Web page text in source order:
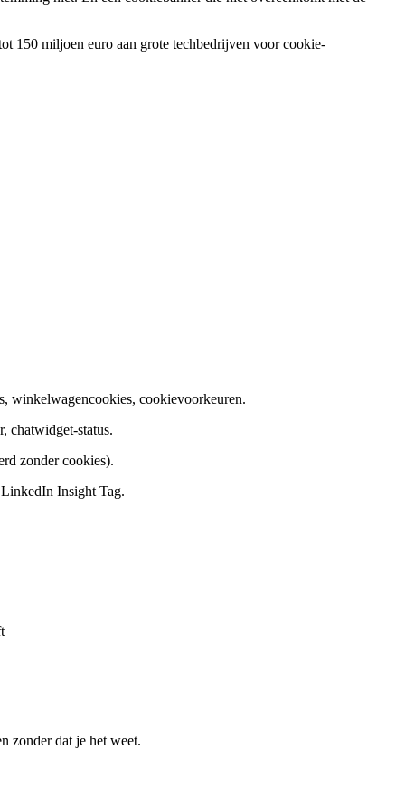
150 miljoen euro aan grote techbedrijven voor cookie-
winkelwagencookies, cookievoorkeuren.
chatwidget-status.
zonder cookies).
Insight Tag.
zonder dat je het weet.